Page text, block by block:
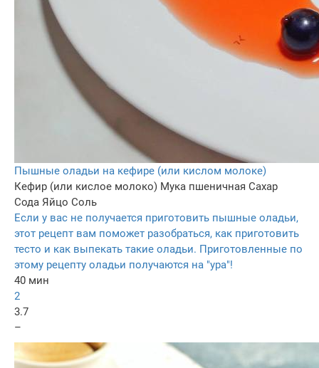
Пышные оладьи на кефире (или кислом молоке)
Кефир (или кислое молоко) Мука пшеничная Сахар
Сода Яйцо Соль
Если у вас не получается приготовить пышные оладьи,
этот рецепт вам поможет разобраться, как приготовить
тесто и как выпекать такие оладьи. Приготовленные по
этому рецепту оладьи получаются на "ура"!
40 мин
2
3.7
–